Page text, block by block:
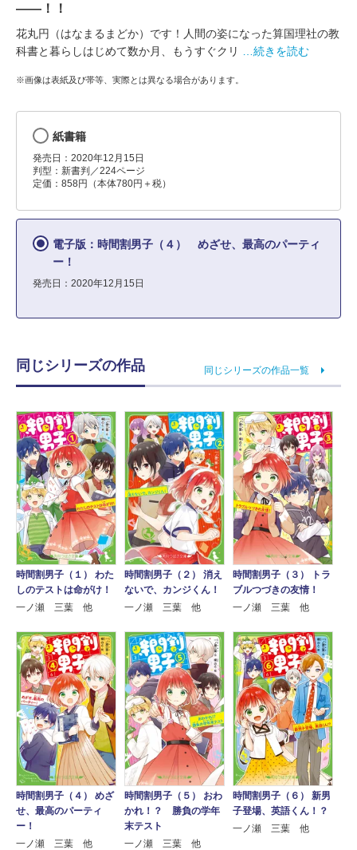
――！！
花丸円（はなまるまどか）です！人間の姿になった算国理社の教
科書と暮らしはじめて数か月、もうすぐクリ
…続きを読む
※画像は表紙及び帯等、実際とは異なる場合があります。
紙書籍
発売日：2020年12月15日
判型：新書判／224ページ
定価：858円（本体780円＋税）
電子版：時間割男子（４） めざせ、最高のパーティ
ー！
発売日：2020年12月15日
同じシリーズの作品 同じシリーズの作品一覧
時間割男子（１） わた
しのテストは命がけ！
一ノ瀬 三葉 他
時間割男子（２） 消え
ないで、カンジくん！
一ノ瀬 三葉 他
時間割男子（３） トラ
ブルつづきの友情！
一ノ瀬 三葉 他
時間割男子（４） めざ
せ、最高のパーティ
ー！
一ノ瀬 三葉 他
時間割男子（５） おわ
かれ！？ 勝負の学年
末テスト
一ノ瀬 三葉 他
時間割男子（６） 新男
子登場、英語くん！？
一ノ瀬 三葉 他